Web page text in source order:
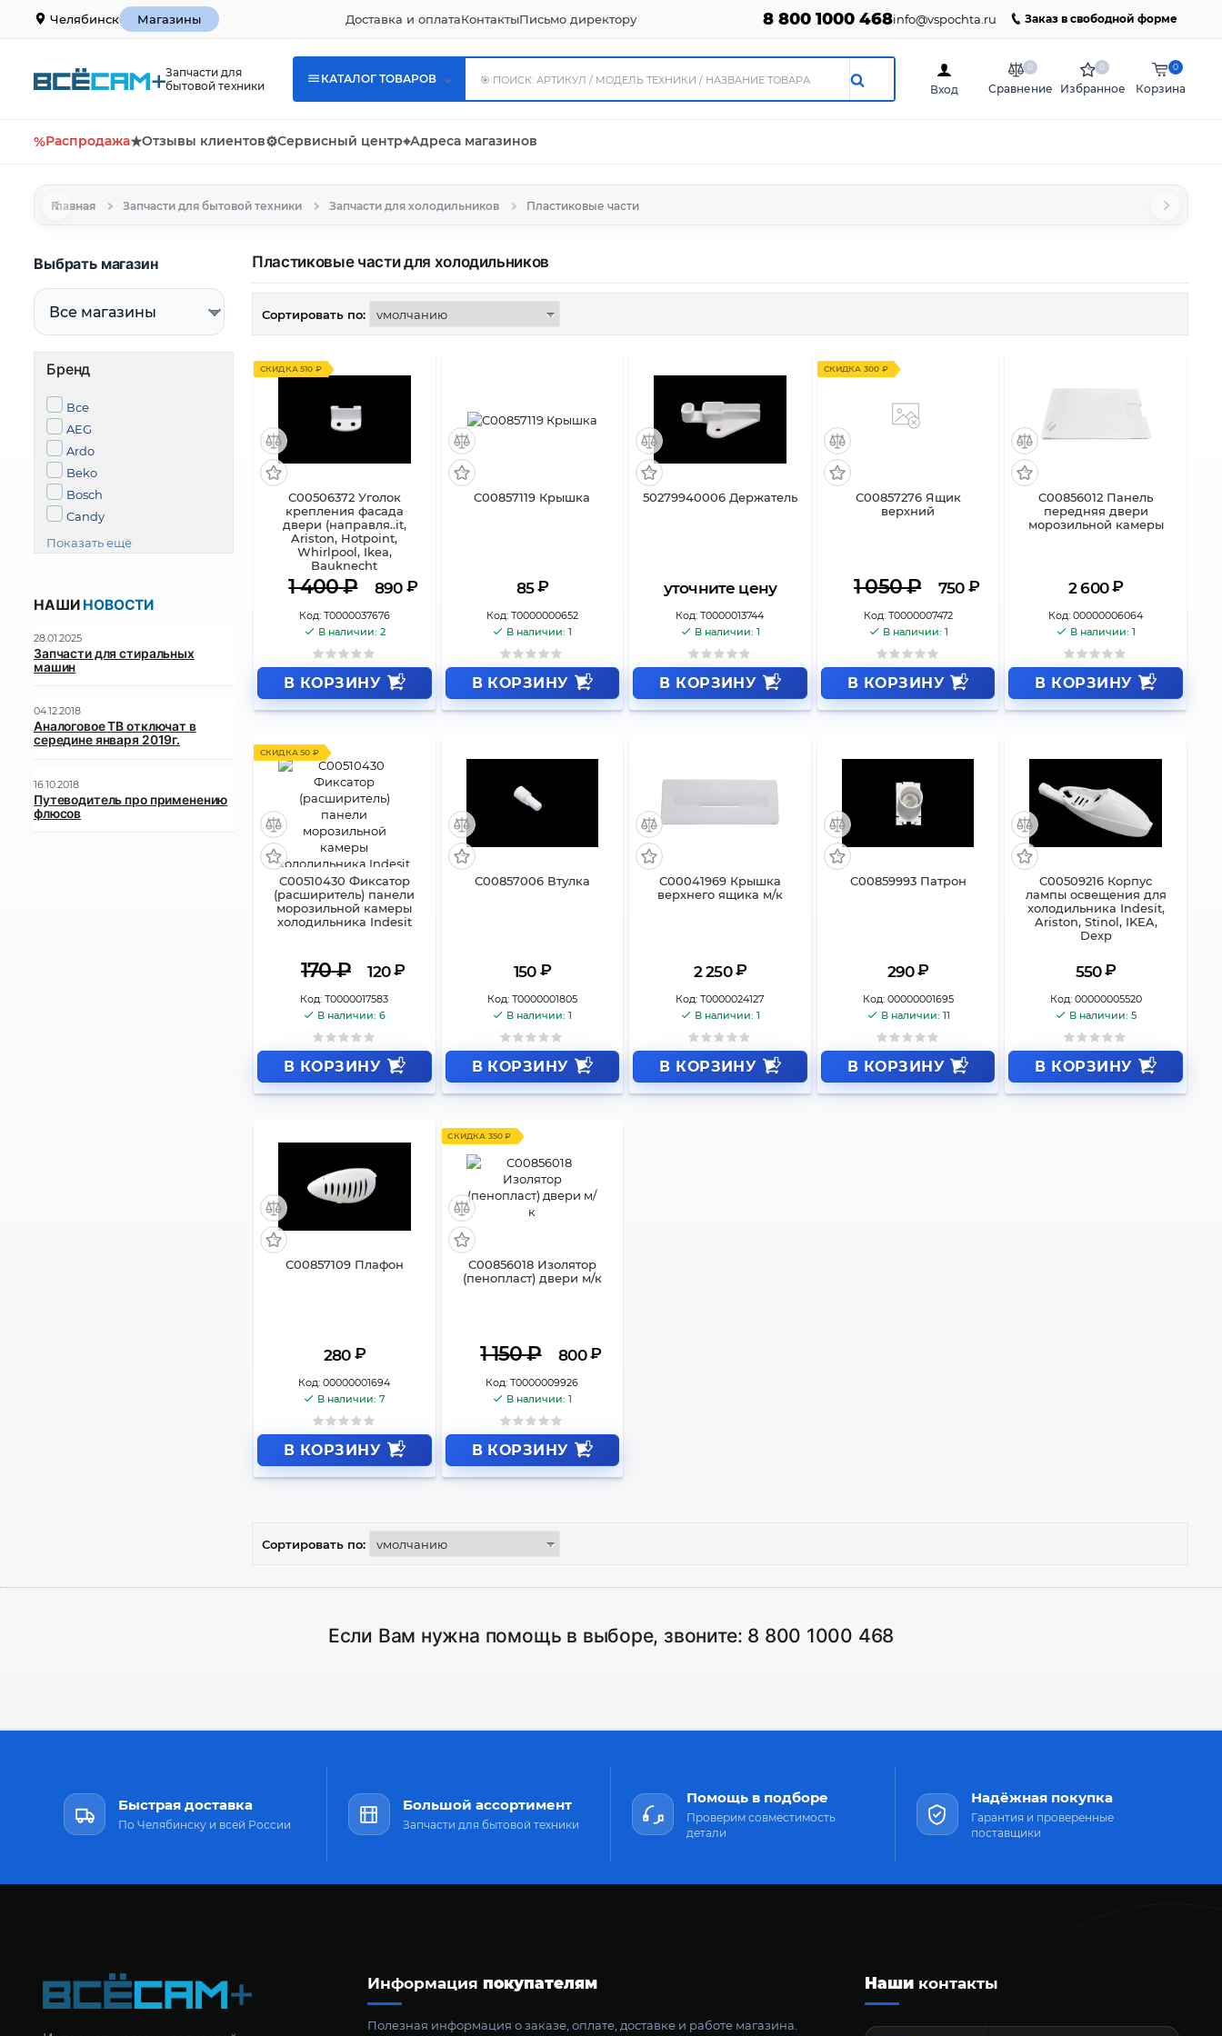
Челябинск Магазины Доставка и оплатаКонтактыПисьмо директору 8 800 1000 468info@vspochta.ru Заказ в свободной форме
Запчасти для
бытовой техники
КАТАЛОГ ТОВАРОВ
Вход Сравнение
0
Избранное
0
Корзина
0
%Распродажа★Отзывы клиентов⚙Сервисный центр⌖Адреса магазинов
Главная Запчасти для бытовой техники Запчасти для холодильников Пластиковые части
Выбрать магазин
Бренд
Все
AEG
Ardo
Beko
Bosch
Candy
Показать ещё
Пластиковые части для холодильников
Сортировать по:
СКИДКА 510 ₽
C00506372 Уголок
крепления фасада
двери (направля..it,
Ariston, Hotpoint,
Whirlpool, Ikea,
Bauknecht
1 400₽ 890 ₽
Код: Т0000037676
В наличии: 2
В КОРЗИНУ
C00857119 Крышка
85 ₽
Код: Т0000000652
В наличии: 1
В КОРЗИНУ
50279940006 Держатель
уточните цену
Код: Т0000013744
В наличии: 1
В КОРЗИНУ
СКИДКА 300 ₽
C00857276 Ящик
верхний
1 050₽ 750 ₽
Код: Т0000007472
В наличии: 1
В КОРЗИНУ
C00856012 Панель
передняя двери
морозильной камеры
2 600 ₽
Код: 00000006064
В наличии: 1
В КОРЗИНУ
C00510430 Фиксатор
(расширитель) панели
морозильной камеры
холодильника Indesit
170₽ 120 ₽
Код: Т0000017583
В наличии: 6
В КОРЗИНУ
C00857006 Втулка
150 ₽
Код: Т0000001805
В наличии: 1
В КОРЗИНУ
C00041969 Крышка
верхнего ящика м/к
2 250 ₽
Код: Т0000024127
В наличии: 1
В КОРЗИНУ
C00859993 Патрон
290 ₽
Код: 00000001695
В наличии: 11
В КОРЗИНУ
C00509216 Корпус
лампы освещения для
холодильника Indesit,
Ariston, Stinol, IKEA,
Dexp
550 ₽
Код: 00000005520
В наличии: 5
В КОРЗИНУ
C00857109 Плафон
280 ₽
Код: 00000001694
В наличии: 7
В КОРЗИНУ
СКИДКА 350 ₽
C00856018 Изолятор
(пенопласт) двери м/к
1 150₽ 800 ₽
Код: Т0000009926
В наличии: 1
В КОРЗИНУ
Сортировать по:
НАШИ НОВОСТИ
28.01.2025
Запчасти для стиральных
машин
04.12.2018
Аналоговое ТВ отключат в
середине января 2019г.
16.10.2018
Путеводитель про применению
флюсов
Если Вам нужна помощь в выборе, звоните: 8 800 1000 468
Быстрая доставка
По Челябинску и всей России
Большой ассортимент
Запчасти для бытовой техники
Помощь в подборе
Проверим совместимость
детали
Надёжная покупка
Гарантия и проверенные
поставщики
Информация покупателям
Полезная информация о заказе, оплате, доставке и работе магазина.
Нашиконтакты